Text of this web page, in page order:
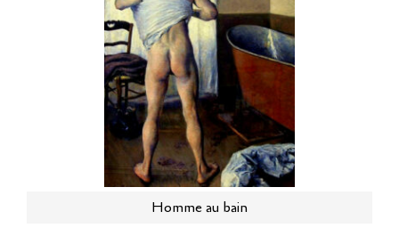
Homme au bain